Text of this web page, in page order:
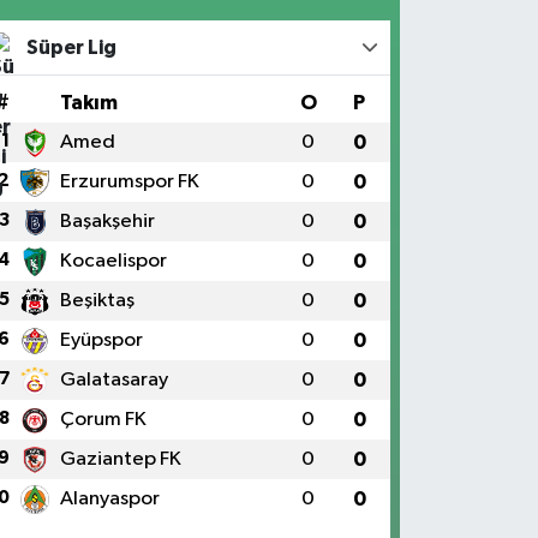
Süper Lig
Takım O P
1 Amed 0 0
Erzurumspor FK 0 0
3 Başakşehir 0 0
Kocaelispor 0 0
5 Beşiktaş 0 0
Eyüpspor 0 0
7 Galatasaray 0 0
8 Çorum FK 0 0
Gaziantep FK 0 0
Alanyaspor 0 0